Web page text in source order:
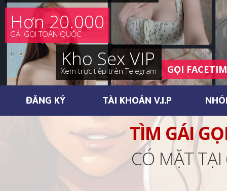
Hơn 20.000
GÁI GỌI TOÀN QUỐC
Kho Sex VIP
Xem trực tiếp trên Telegram GỌI
ĐĂNG KÝ TÀI KHOẢN V.I.P
TÌM GÁI
CÓ MẶT